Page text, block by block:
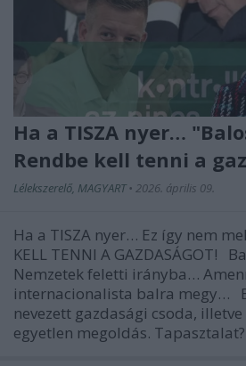
Ha a TISZA nyer…
Rendbe kell tenni a
Lélekszerelő, MAGYART • 2026. április 09.
Ha a TISZA nyer… Ez így nem
KELL TENNI A GAZDASÁGOT!
Nemzetek feletti irányba…
internacionalista balra megy…
nevezett gazdasági csoda,
egyetlen megoldás.